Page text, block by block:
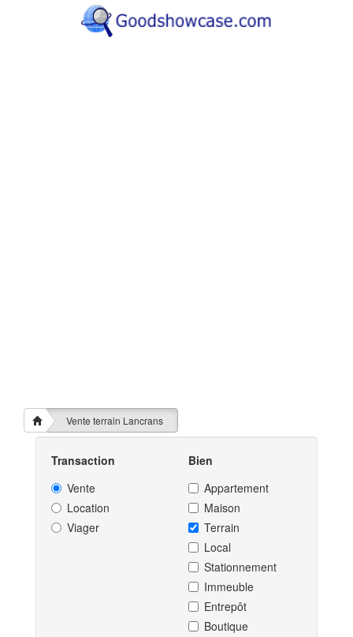
Vente terrain Lancrans
Transaction
Vente
Location
Viager
Bien
Appartement
Maison
Terrain
Local
Stationnement
Immeuble
Entrepôt
Boutique